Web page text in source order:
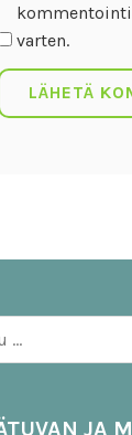
varten.
JA